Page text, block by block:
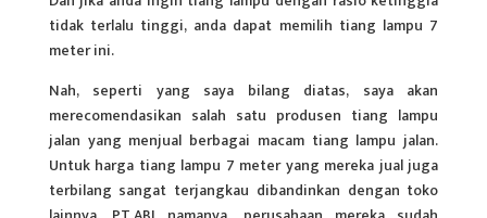
tidak terlalu tinggi, anda dapat memilih tiang lampu 7
meter ini.
Nah, seperti yang saya bilang diatas, saya akan
merecomendasikan salah satu produsen tiang lampu
jalan yang menjual berbagai macam tiang lampu jalan.
Untuk harga tiang lampu 7 meter yang mereka jual juga
terbilang sangat terjangkau dibandinkan dengan toko